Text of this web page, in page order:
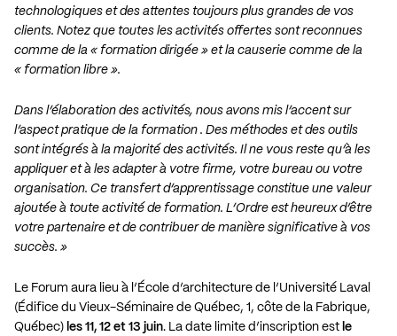
technologiques et des attentes toujours plus grandes de vos
clients. Notez que toutes les activités offertes sont reconnues
comme de la « formation dirigée » et la causerie comme de la
« formation libre ».
Dans l’élaboration des activités, nous avons mis l’accent sur
l’aspect pratique de la formation . Des méthodes et des outils
sont intégrés à la majorité des activités. Il ne vous reste qu’à les
appliquer et à les adapter à votre firme, votre bureau ou votre
organisation. Ce transfert d’apprentissage constitue une valeur
ajoutée à toute activité de formation. L’Ordre est heureux d’être
votre partenaire et de contribuer de manière significative à vos
succès. »
Le Forum aura lieu à l’École d’architecture de l’Université Laval
(Édifice du Vieux-Séminaire de Québec, 1, côte de la Fabrique,
Québec) les 11, 12 et 13 juin. La date limite d’inscription est le